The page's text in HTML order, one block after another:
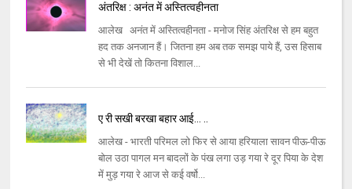
अंतरिक्ष : अनंत में अस्तित्वहीनता
आलेख अनंत में अस्तित्वहीनता - मनोज सिंह अंतरिक्ष से हम बहुत
हद तक अनजान हैं। जितना हम अब तक समझ पाये हैं, उस हिसाब
से भी देखें तो कितना विशाल...
ए री सखी बरखा बहार आई... ..
आलेख - भारती परिमल लो फिर से आया हरियाला सावन पीऊ-पीऊ
बोल उठा पागल मन बादलों के पंख लगा उड़ गया रे दूर पिया के देश
में मुड़ गया रे आज से कई वर्षो...